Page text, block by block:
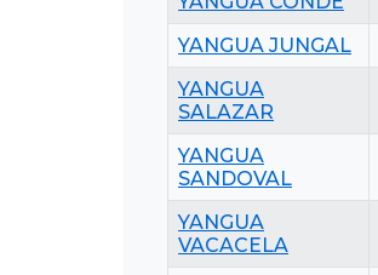
YANGUA JUNGAL
YANGUA
SALAZAR
YANGUA
SANDOVAL
YANGUA
VACACELA